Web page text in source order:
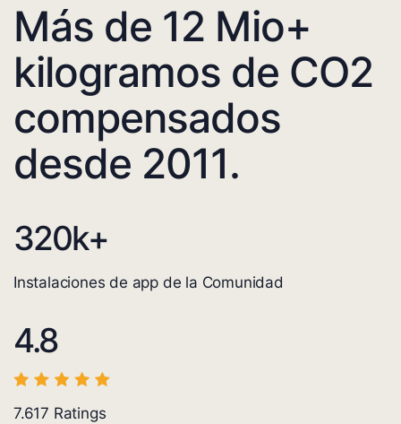
Más de 12 Mio+
kilogramos de CO2
compensados
desde 2011.
320k+
Instalaciones de app de la Comunidad
4.8
7.617 Ratings